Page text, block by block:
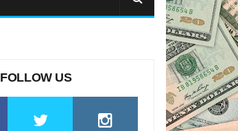
FOLLOW US